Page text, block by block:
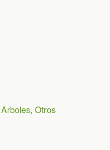
Arboles, Otros